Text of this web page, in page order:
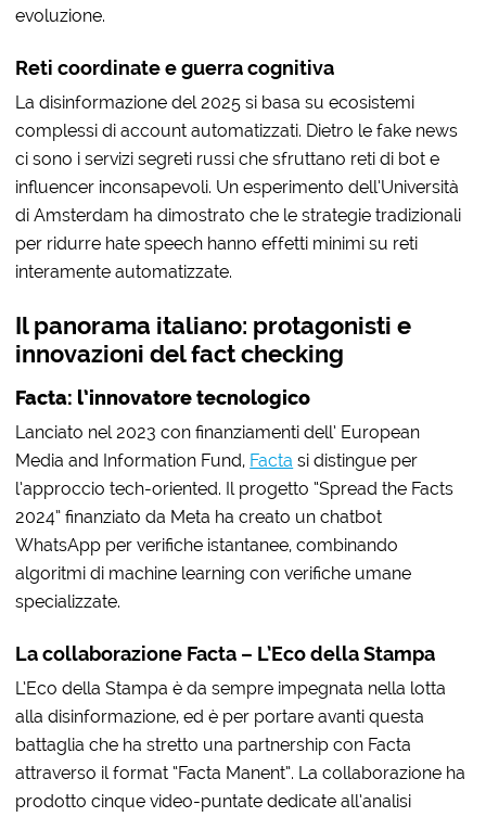
evoluzione.
Reti coordinate e guerra cognitiva
La disinformazione del 2025 si basa su ecosistemi
complessi di account automatizzati. Dietro le fake news
ci sono i servizi segreti russi che sfruttano reti di bot e
influencer inconsapevoli. Un esperimento dell’Università
di Amsterdam ha dimostrato che le strategie tradizionali
per ridurre hate speech hanno effetti minimi su reti
interamente automatizzate.
Il panorama italiano: protagonisti e
innovazioni del fact checking
Facta: l’innovatore tecnologico
Lanciato nel 2023 con finanziamenti dell’ European
Media and Information Fund, Facta si distingue per
l’approccio tech-oriented. Il progetto “Spread the Facts
2024” finanziato da Meta ha creato un chatbot
WhatsApp per verifiche istantanee, combinando
algoritmi di machine learning con verifiche umane
specializzate.
La collaborazione Facta – L’Eco della Stampa
L’Eco della Stampa è da sempre impegnata nella lotta
alla disinformazione, ed è per portare avanti questa
battaglia che ha stretto una partnership con Facta
attraverso il format “Facta Manent”. La collaborazione ha
prodotto cinque video-puntate dedicate all’analisi